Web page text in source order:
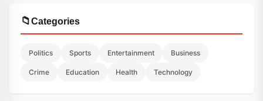
📁Categories
Politics Sports Entertainment Business
Crime Education Health Technology